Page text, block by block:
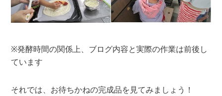
※発酵時間の関係上、ブログ内容と実際の作業は前後し
ています
それでは、お待ちかねの完成品を見てみましょう！